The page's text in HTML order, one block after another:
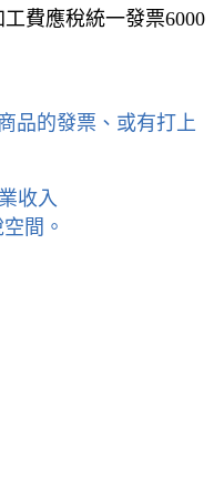
費應稅統一發票6000
品的發票、或有打上
收入
間。